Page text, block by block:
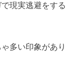
現実逃避をする
多い印象があり